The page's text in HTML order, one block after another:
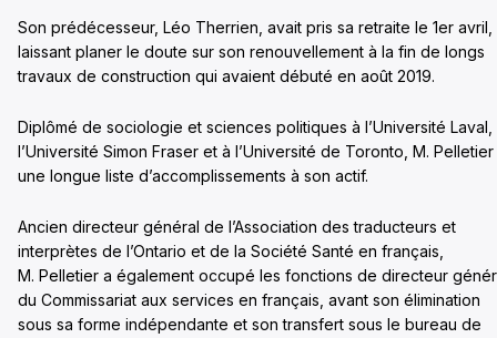
Son prédécesseur, Léo Therrien, avait pris sa retraite le 1er avril,
laissant planer le doute sur son renouvellement à la fin de longs
travaux de construction qui avaient débuté en août 2019.
Diplômé de sociologie et sciences politiques à l’Université Laval,
l’Université Simon Fraser et à l’Université de Toronto, M. Pelletier
une longue liste d’accomplissements à son actif.
Ancien directeur général de l’Association des traducteurs et
interprètes de l’Ontario et de la Société Santé en français,
M. Pelletier a également occupé les fonctions de directeur
du Commissariat aux services en français, avant son élimination
sous sa forme indépendante et son transfert sous le bureau de